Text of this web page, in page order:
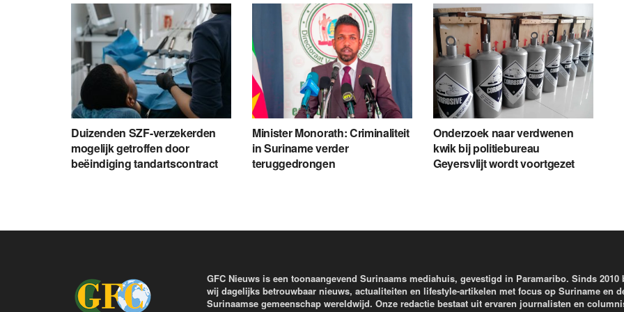
Duizenden SZF-verzekerden
mogelijk getroffen door
beëindiging tandartscontract
Minister Monorath: Criminaliteit
in Suriname verder
teruggedrongen
Onderzoek naar verdwenen
kwik bij politiebureau
Geyersvlijt wordt voortgezet
GFC Nieuws is een toonaangevend Surinaams mediahuis, gevestigd in Paramaribo. Sinds 2010
wij dagelijks betrouwbaar nieuws, actualiteiten en lifestyle-artikelen met focus op Suriname en
Surinaamse gemeenschap wereldwijd. Onze redactie bestaat uit ervaren journalisten en